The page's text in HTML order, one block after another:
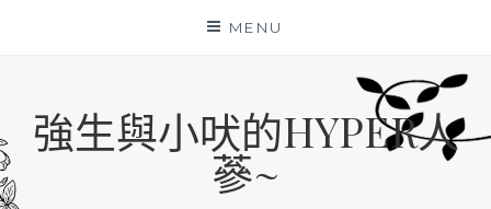
MENU
強生與小吠的HYPER人
蔘~